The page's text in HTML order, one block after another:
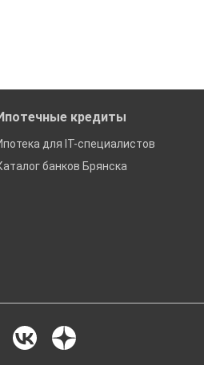
кредиты
для IT-специалистов
банков Брянска